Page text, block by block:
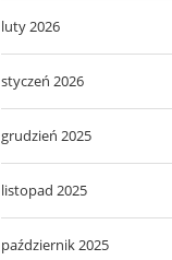
luty 2026
styczeń 2026
grudzień 2025
listopad 2025
październik 2025